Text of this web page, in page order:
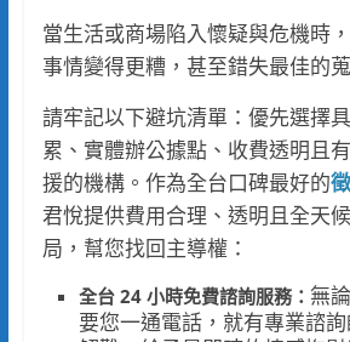
當生活或商場陷入懷疑與危機時
事情變得更糟，甚至錯失最佳的
請牢記以下避坑清單：優先選擇
累、實體辦公據點、收費透明且
援的機構。作為全台口碑最好的
君悅提供費用合理、透明且全天
局，幫您找回主導權：
全台 24 小時免費諮詢服務： 無
要您一通電話，就有專業諮